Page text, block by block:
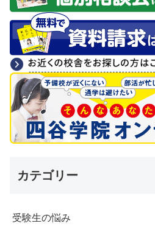
カテゴリー
受験生の悩み